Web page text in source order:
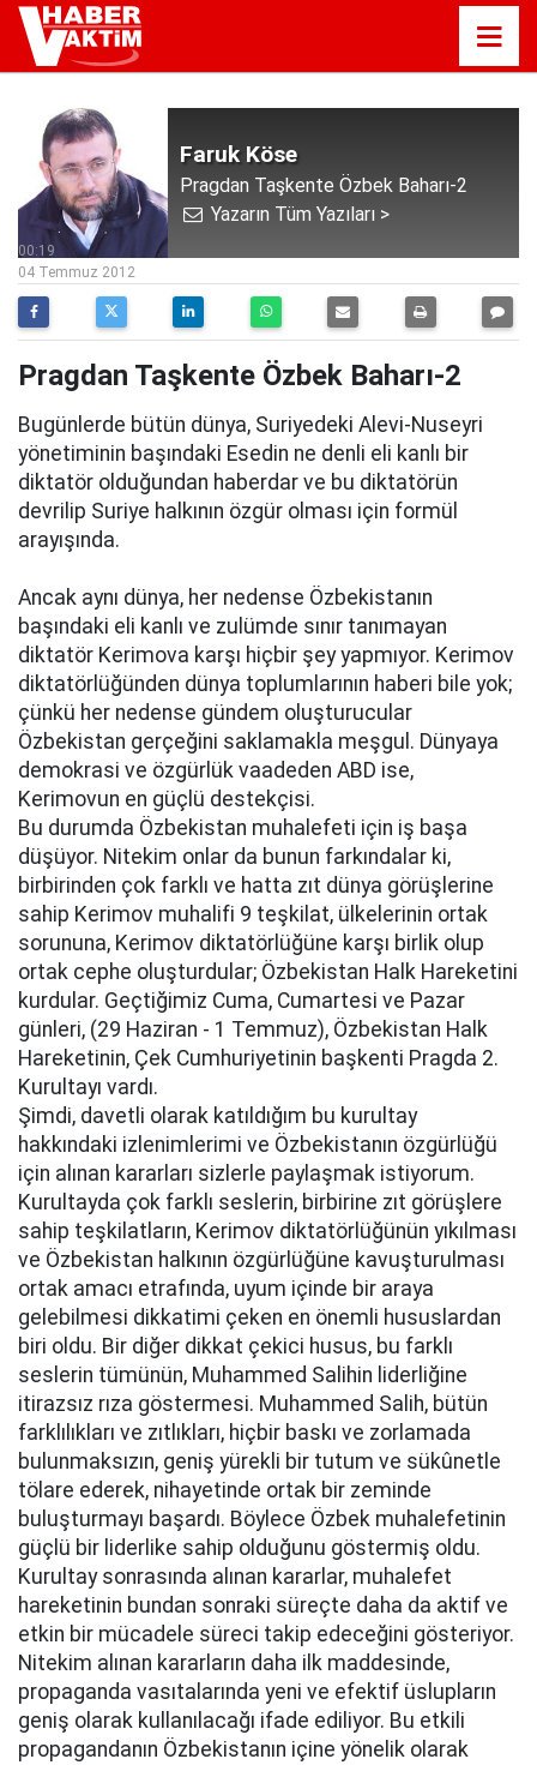
Faruk Köse
Pragdan Taşkente Özbek Baharı-2
Yazarın Tüm Yazıları >
00:19
04 Temmuz 2012
Pragdan Taşkente Özbek Baharı-2
Bugünlerde bütün dünya, Suriyedeki Alevi-Nuseyri
yönetiminin başındaki Esedin ne denli eli kanlı bir
diktatör olduğundan haberdar ve bu diktatörün
devrilip Suriye halkının özgür olması için formül
arayışında.
Ancak aynı dünya, her nedense Özbekistanın
başındaki eli kanlı ve zulümde sınır tanımayan
diktatör Kerimova karşı hiçbir şey yapmıyor. Kerimov
diktatörlüğünden dünya toplumlarının haberi bile yok;
çünkü her nedense gündem oluşturucular
Özbekistan gerçeğini saklamakla meşgul. Dünyaya
demokrasi ve özgürlük vaadeden ABD ise,
Kerimovun en güçlü destekçisi.
Bu durumda Özbekistan muhalefeti için iş başa
düşüyor. Nitekim onlar da bunun farkındalar ki,
birbirinden çok farklı ve hatta zıt dünya görüşlerine
sahip Kerimov muhalifi 9 teşkilat, ülkelerinin ortak
sorununa, Kerimov diktatörlüğüne karşı birlik olup
ortak cephe oluşturdular; Özbekistan Halk Hareketini
kurdular. Geçtiğimiz Cuma, Cumartesi ve Pazar
günleri, (29 Haziran - 1 Temmuz), Özbekistan Halk
Hareketinin, Çek Cumhuriyetinin başkenti Pragda 2.
Kurultayı vardı.
Şimdi, davetli olarak katıldığım bu kurultay
hakkındaki izlenimlerimi ve Özbekistanın özgürlüğü
için alınan kararları sizlerle paylaşmak istiyorum.
Kurultayda çok farklı seslerin, birbirine zıt görüşlere
sahip teşkilatların, Kerimov diktatörlüğünün yıkılması
ve Özbekistan halkının özgürlüğüne kavuşturulması
ortak amacı etrafında, uyum içinde bir araya
gelebilmesi dikkatimi çeken en önemli hususlardan
biri oldu. Bir diğer dikkat çekici husus, bu farklı
seslerin tümünün, Muhammed Salihin liderliğine
itirazsız rıza göstermesi. Muhammed Salih, bütün
farklılıkları ve zıtlıkları, hiçbir baskı ve zorlamada
bulunmaksızın, geniş yürekli bir tutum ve sükûnetle
tölare ederek, nihayetinde ortak bir zeminde
buluşturmayı başardı. Böylece Özbek muhalefetinin
güçlü bir liderlike sahip olduğunu göstermiş oldu.
Kurultay sonrasında alınan kararlar, muhalefet
hareketinin bundan sonraki süreçte daha da aktif ve
etkin bir mücadele süreci takip edeceğini gösteriyor.
Nitekim alınan kararların daha ilk maddesinde,
propaganda vasıtalarında yeni ve efektif üslupların
geniş olarak kullanılacağı ifade ediliyor. Bu etkili
propagandanın Özbekistanın içine yönelik olarak